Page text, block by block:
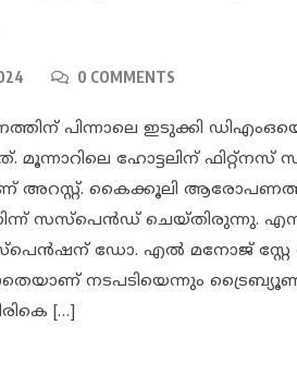
0 COMMENTS
പിന്നാലെ ഇടുക്കി
ഹോട്ടലിന് ഫിറ്റ്നസ്
അറസ്റ്റ്. കൈക്കൂലി
സസ്‌പെന്‍ഡ് ചെയ്തിരുന്നു.
ഡോ. എല്‍ മനോജ്
നടപടിയെന്നും
[…]